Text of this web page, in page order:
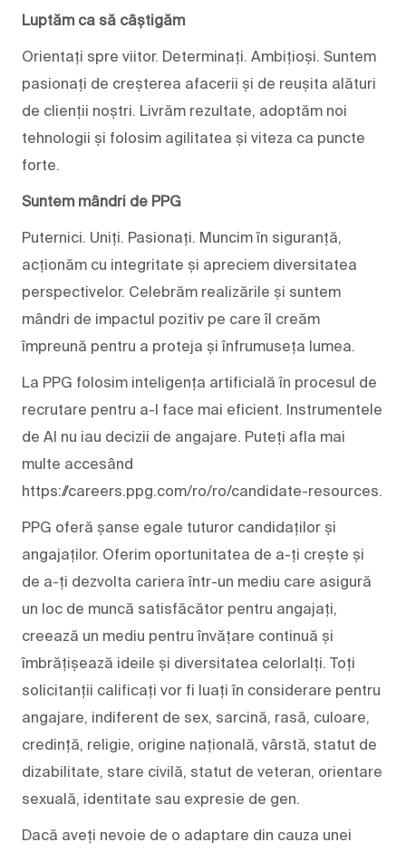
Luptăm ca să câștigăm
Orientați spre viitor. Determinați. Ambițioși. Suntem
pasionați de creșterea afacerii și de reușita alături
de clienții noștri. Livrăm rezultate, adoptăm noi
tehnologii și folosim agilitatea și viteza ca puncte
forte.
Suntem mândri de PPG
Puternici. Uniți. Pasionați. Muncim în siguranță,
acționăm cu integritate și apreciem diversitatea
perspectivelor. Celebrăm realizările și suntem
mândri de impactul pozitiv pe care îl creăm
împreună pentru a proteja și înfrumuseța lumea.
La PPG folosim inteligența artificială în procesul de
recrutare pentru a-l face mai eficient. Instrumentele
de AI nu iau decizii de angajare. Puteți afla mai
multe accesând
https://careers.ppg.com/ro/ro/candidate-resources.
PPG oferă șanse egale tuturor candidaților și
angajaților. Oferim oportunitatea de a-ți crește și
de a-ți dezvolta cariera într-un mediu care asigură
un loc de muncă satisfăcător pentru angajați,
creează un mediu pentru învățare continuă și
îmbrățișează ideile și diversitatea celorlalți. Toți
solicitanții calificați vor fi luați în considerare pentru
angajare, indiferent de sex, sarcină, rasă, culoare,
credință, religie, origine națională, vârstă, statut de
dizabilitate, stare civilă, statut de veteran, orientare
sexuală, identitate sau expresie de gen.
Dacă aveți nevoie de o adaptare din cauza unei